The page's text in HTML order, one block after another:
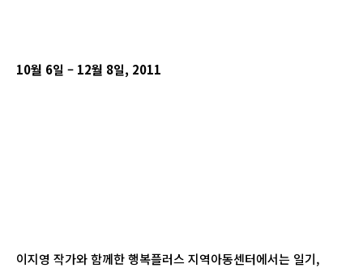
10월 6일 – 12월 8일, 2011
이지영 작가와 함께한 행복플러스 지역아동센터에서는 일기,